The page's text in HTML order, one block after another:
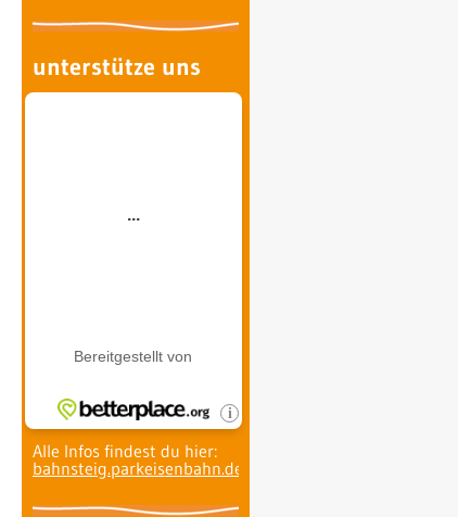
unterstütze uns
Alle Infos findest du hier:
bahnsteig.parkeisenbahn.de